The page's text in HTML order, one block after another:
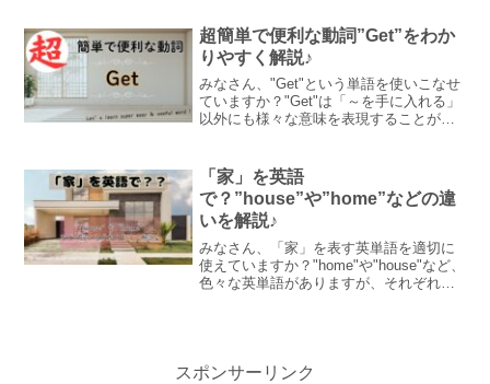
す。この記事ではそれらについてわかり
やすく解説します♪
超簡単で便利な動詞”Get”をわか
りやすく解説♪
みなさん、"Get"という単語を使いこなせ
ていますか？"Get"は「～を手に入れる」
以外にも様々な意味を表現することがで
します。ぜひこの際に使えるようになり
ましょう！
「家」を英語
で？”house”や”home”などの違
いを解説♪
みなさん、「家」を表す英単語を適切に
使えていますか？"home"や"house"など、
色々な英単語がありますが、それぞれ異
スポンサーリンク